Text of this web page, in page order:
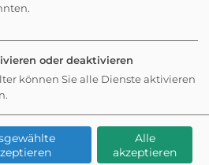
3 -
oder deaktivieren
können Sie alle Dienste aktivieren
Alle
akzeptieren